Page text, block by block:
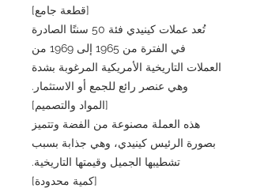
[قطعة جامع]
تُعد عملات كينيدي فئة 50 سنتًا الصادرة
في الفترة من 1965 إلى 1969 من
العملات التاريخية الأمريكية المرغوبة بشدة
وهي عنصر رائع للجمع أو الاستثمار.
[المواد والتصميم]
هذه العملة مصنوعة من الفضة وتتميز
بصورة الرئيس كينيدي، وهي جذابة بسبب
تشطيبها الجميل وقيمتها التاريخية.
[كمية محدودة]